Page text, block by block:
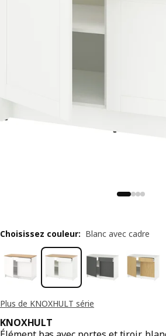
Plus de KNOXHULT série
KNOXHULT
Choisissez couleur: Blanc avec cadre